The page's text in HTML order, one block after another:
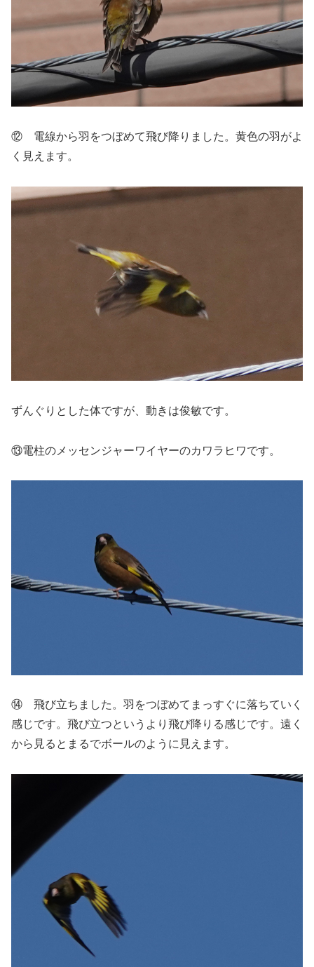
⑫ 電線から羽をつぼめて飛び降りました。黄色の羽がよ
く見えます。
ずんぐりとした体ですが、動きは俊敏です。
⑬電柱のメッセンジャーワイヤーのカワラヒワです。
⑭ 飛び立ちました。羽をつぼめてまっすぐに落ちていく
感じです。飛び立つというより飛び降りる感じです。遠く
から見るとまるでボールのように見えます。